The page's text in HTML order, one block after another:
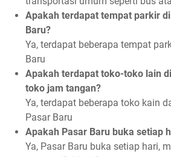
Apakah terdapat tempat parkir
Baru?
Ya, terdapat beberapa tempat
Baru
Apakah terdapat toko-toko lain
toko jam tangan?
Ya, terdapat beberapa toko kain
Pasar Baru
Apakah Pasar Baru buka setiap
Ya, Pasar Baru buka setiap hari,